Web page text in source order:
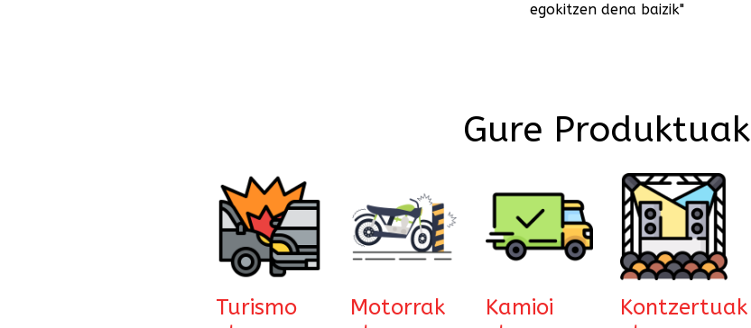
egokitzen dena baizik"
Gure Produktuak
Turismo
Motorrak
Kamioi
Kontzertuak